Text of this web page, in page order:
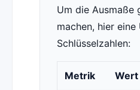
Um die Ausmaße
machen, hier
Schlüsselzahlen:
Metrik Wert